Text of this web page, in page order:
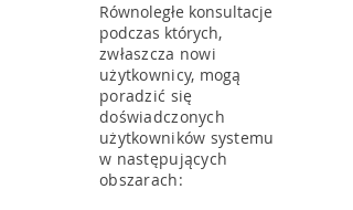
Równoległe konsultacje
podczas których,
zwłaszcza nowi
użytkownicy, mogą
poradzić się
doświadczonych
użytkowników systemu
w następujących
obszarach: